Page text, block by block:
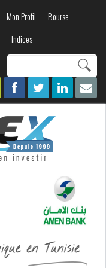
Mon Profil
Bourse
Indices
recherche